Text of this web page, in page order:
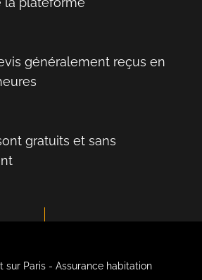
généralement reçus en
gratuits et sans
sur Paris - Assurance habitation